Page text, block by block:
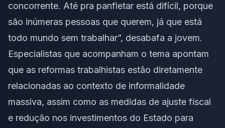
concorrente. Até pra panfletar está difícil, porque
são inúmeras pessoas que querem, já que está
todo mundo sem trabalhar”, desabafa a jovem.
Especialistas que acompanham o tema apontam
que as reformas trabalhistas estão diretamente
relacionadas ao contexto de informalidade
massiva, assim como as medidas de ajuste fiscal
e redução nos investimentos do Estado para